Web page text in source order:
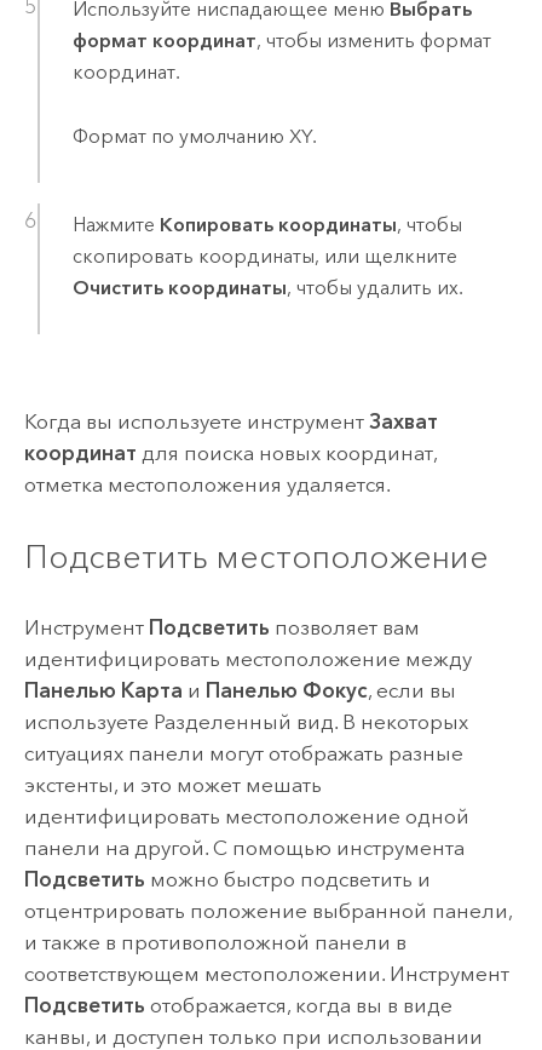
Используйте ниспадающее меню Выбрать
формат координат, чтобы изменить формат
координат.
Формат по умолчанию XY.
Нажмите Копировать координаты, чтобы
скопировать координаты, или щелкните
Очистить координаты, чтобы удалить их.
Когда вы используете инструмент Захват
координат для поиска новых координат,
отметка местоположения удаляется.
Подсветить местоположение
Инструмент Подсветить позволяет вам
идентифицировать местоположение между
Панелью Карта и Панелью Фокус, если вы
используете Разделенный вид. В некоторых
ситуациях панели могут отображать разные
экстенты, и это может мешать
идентифицировать местоположение одной
панели на другой. С помощью инструмента
Подсветить можно быстро подсветить и
отцентрировать положение выбранной панели,
и также в противоположной панели в
соответствующем местоположении. Инструмент
Подсветить отображается, когда вы в виде
канвы, и доступен только при использовании